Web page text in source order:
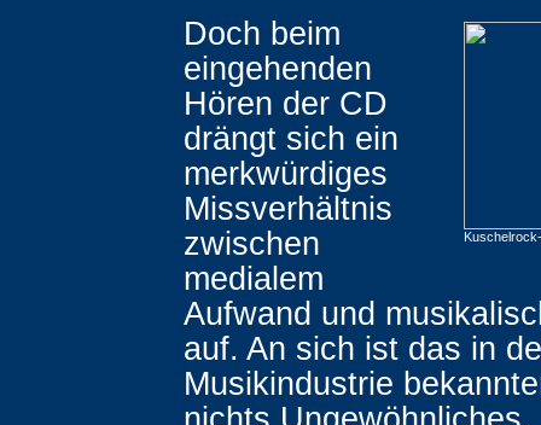
Doch beim
eingehenden
Hören der CD
drängt sich ein
merkwürdiges
Missverhältnis
zwischen
medialem
Aufwand und
auf. An sich ist das in
Musikindustrie